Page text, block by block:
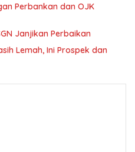
Perbankan dan OJK
Janjikan Perbaikan
Lemah, Ini Prospek dan